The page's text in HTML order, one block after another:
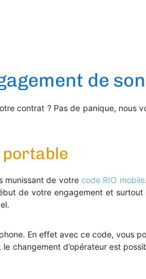
de
contrat ? Pas de panique, nous
portable
munissant de votrecode RIO mobile
de votre engagement et
En effet avec ce code, vous
changement d’opérateur est